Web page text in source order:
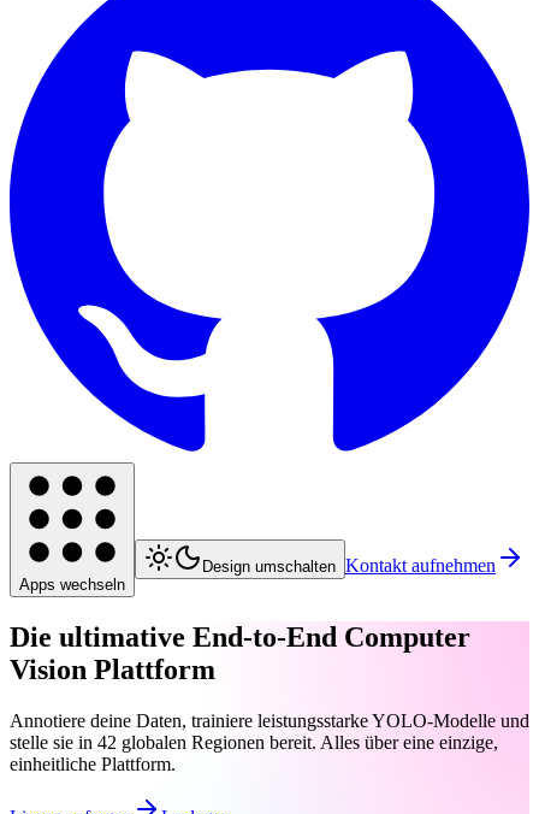
Apps wechseln
Design umschalten Kontakt aufnehmen
Die ultimative End-to-End Computer
Vision Plattform
Annotiere deine Daten, trainiere leistungsstarke YOLO-Modelle und
stelle sie in 42 globalen Regionen bereit. Alles über eine einzige,
einheitliche Plattform.